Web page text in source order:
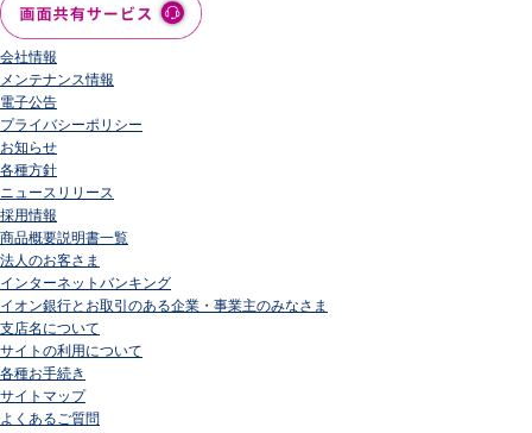
会社情報
メンテナンス情報
電子公告
プライバシーポリシー
お知らせ
各種方針
ニュースリリース
採用情報
商品概要説明書一覧
法人のお客さま
インターネットバンキング
イオン銀行とお取引のある企業・事業主のみなさま
支店名について
サイトの利用について
各種お手続き
サイトマップ
よくあるご質問